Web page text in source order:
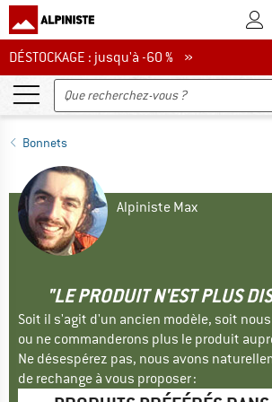
DÉSTOCKAGE : jusqu'à -60 %
DÉSTOCKAGE : jusqu'à -60 % »
Bonnets
Alpiniste Max
"LE PRODUIT N'EST PLUS
Soit il s'agit d'un ancien modèle, soit
ou ne commanderons plus le produit
Ne désespérez pas, nous avons
de rechange à vous proposer :